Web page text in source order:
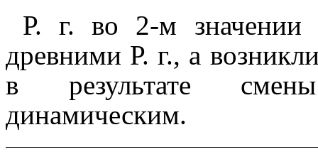
Р. г. во 2‑м значении
древними Р. г., а
в результате
динамическим.